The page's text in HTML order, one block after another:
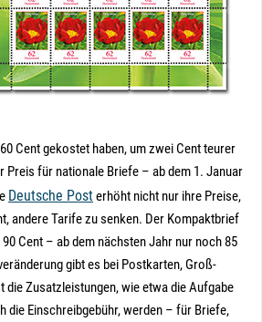
Cent gekostet haben, um zwei Cent teurer
Preis für nationale Briefe – ab dem 1. Januar
Deutsche Posterhöht nicht nur ihre Preise,
andere Tarife zu senken. Der Kompaktbrief
Cent – ab dem nächsten Jahr nur noch 85
gibt es bei Postkarten, Groß-
Zusatzleistungen, wie etwa die Aufgabe
die Einschreibgebühr, werden – für Briefe,